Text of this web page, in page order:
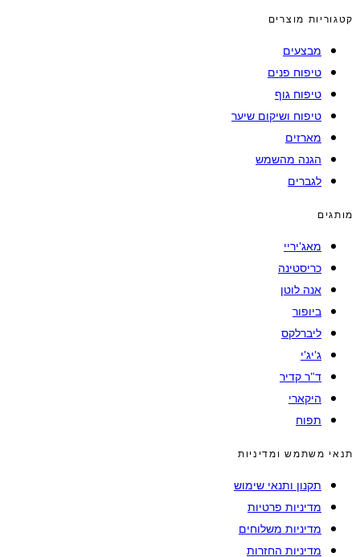
קטגוריות מוצרים
מבצעים
טיפוח פנים
טיפוח גוף
טיפוח ושיקום שיער
מארזים
הגנה מהשמש
לגברים
מותגים
מאג'יריי
כריסטינה
אנה לוטן
ביופור
ליברלקס
ג'יג'י
ד"ר קדיר
היקארי
תפוח
תנאי משתמש ומדיניות
תקנון ותנאי שימוש
מדיניות פרטיות
מדיניות משלוחים
מדיניות החזרות